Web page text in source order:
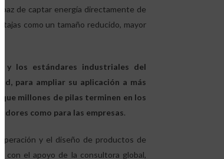
de captar energía directamente de
como un tamaño reducido, mayor
y los estándares industriales del
para ampliar su aplicación a más
millones de pilas terminen en los
como para las empresas.
y el diseño de productos de
con el apoyo de la consultora global,